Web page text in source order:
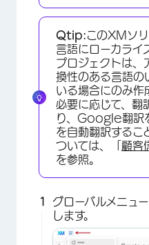
Qtip:このXMソ
言語にローカライ
プロジェクトは、
換性のある言語の
いる場合にのみ作
必要に応じて、翻
り、Google翻訳
を自動翻訳するこ
ついては、「 顧客
を参照。
グローバルメニュー
します。